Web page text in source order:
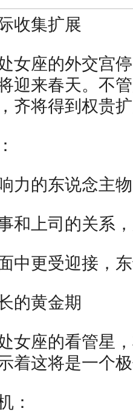
收集扩展
女座的外交宫
迎来春天。不
齐将得到权贵
力的东说念主
和上司的关系
中更受迎接，
的黄金期
女座的看管星
着这将是一个
：